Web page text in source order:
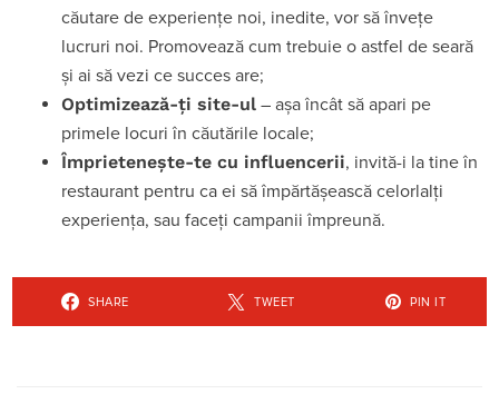
căutare de experiențe noi, inedite, vor să învețe
lucruri noi. Promovează cum trebuie o astfel de seară
și ai să vezi ce succes are;
Optimizează-ți site-ul – așa încât să apari pe
primele locuri în căutările locale;
Împrietenește-te cu influencerii, invită-i la tine în
restaurant pentru ca ei să împărtășească celorlalți
experiența, sau faceți campanii împreună.
SHARE TWEET PIN IT